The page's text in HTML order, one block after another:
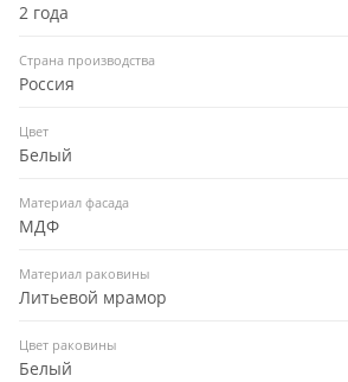
2 года
Страна производства
Россия
Цвет
Белый
Материал фасада
МДФ
Материал раковины
Литьевой мрамор
Цвет раковины
Белый